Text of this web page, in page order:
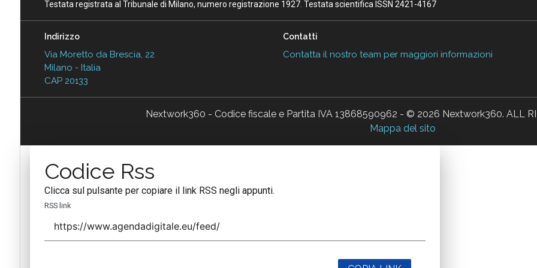
Testata registrata al Tribunale di Milano, numero registrazione 1927. Testata scientifica ISSN 2421-4167
Indirizzo
Via Moretto da Brescia, 22
Milano - Italia
CAP 20133
Contatti
Contatta il nostro team per maggiori informazioni
Nextwork360 - Codice fiscale e Partita IVA 13868590962 - © 2026 Nextwork360. ALL
Mappa del sito
Codice Rss
Clicca sul pulsante per copiare il link RSS negli appunti.
RSS link